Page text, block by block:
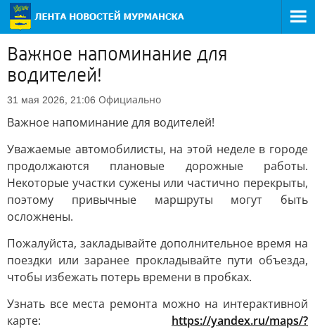
Важное напоминание для
водителей!
31 мая 2026, 21:06 Официально
Важное напоминание для водителей!
Уважаемые автомобилисты, на этой неделе в городе
продолжаются плановые дорожные работы.
Некоторые участки сужены или частично перекрыты,
поэтому привычные маршруты могут быть
осложнены.
Пожалуйста, закладывайте дополнительное время на
поездки или заранее прокладывайте пути объезда,
чтобы избежать потерь времени в пробках.
Узнать все места ремонта можно на интерактивной
карте: https://yandex.ru/maps/?